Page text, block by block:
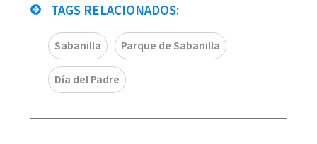
TAGS RELACIONADOS:
Sabanilla Parque de Sabanilla
Día del Padre